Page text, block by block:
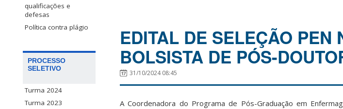
qualificações e
defesas
Política contra plágio
PROCESSO
SELETIVO
Turma 2024
Turma 2023
EDITAL DE SELEÇÃO PEN
BOLSISTA DE PÓS-
31/10/2024 08:45
A Coordenadora do Programa de Pós-Graduação em